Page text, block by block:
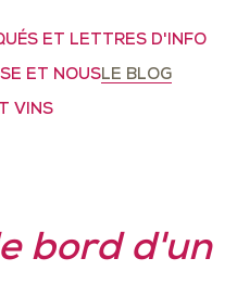
ET LETTRES D'INFO
ET NOUSLE BLOG
VINS
bord d'un